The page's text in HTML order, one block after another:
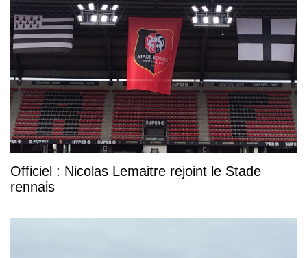
Officiel : Nicolas Lemaitre rejoint le Stade
rennais